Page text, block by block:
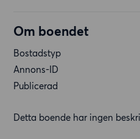
Om boendet
Bostadstyp
Annons-ID
Publicerad
Detta boende har ingen